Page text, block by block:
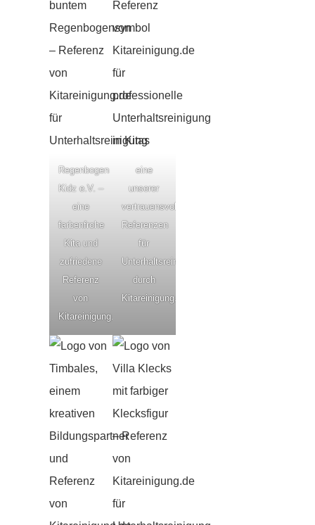
Regenbogen
Kidz e.V. –
eine
farbenfrohe
Kita und
zufriedene
Referenz
von
Kitareinigung.de
eine
unserer
vertrauensvollen
Referenzen
für
Unterhaltsreinigung
durch
Kitareinigung.de